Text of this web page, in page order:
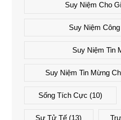
Suy Niệm Cho
Suy Niệm
Suy Niệm Tin
Suy Niệm Tin Mừng
Sống Tích Cực (10)
Sự Tử Tế (13)